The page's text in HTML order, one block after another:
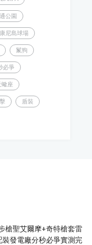
公園
康尼島球場
鬣狗
必爭
蠍座
盾裝
槍聖艾爾摩+奇特槍套雷
發電廠分秒必爭實測完